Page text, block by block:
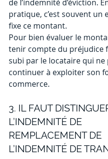
de l’indemnité d’éviction.
pratique, c’est souvent un
fixe ce montant.
Pour bien évaluer le
tenir compte du préjudice
subi par le locataire qui ne
continuer à exploiter son
commerce.
3. IL FAUT
L’INDEMNITÉ DE
REMPLACEMENT DE
L’INDEMNITÉ DE